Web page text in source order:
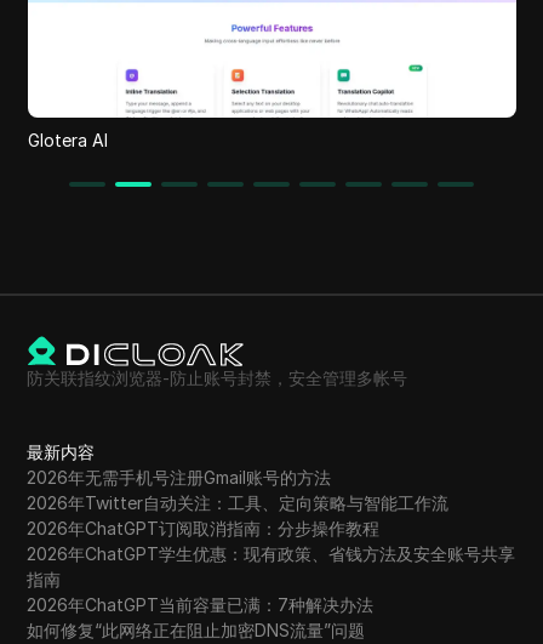
GoPost
防关联指纹浏览器-防止账号封禁，安全管理多帐号
最新内容
2026年无需手机号注册Gmail账号的方法
2026年Twitter自动关注：工具、定向策略与智能工作流
2026年ChatGPT订阅取消指南：分步操作教程
2026年ChatGPT学生优惠：现有政策、省钱方法及安全账号共享
指南
2026年ChatGPT当前容量已满：7种解决办法
如何修复“此网络正在阻止加密DNS流量”问题